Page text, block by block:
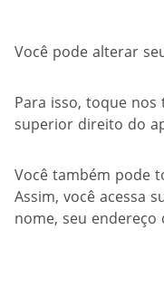
Você pode alterar
Para isso, toque
superior direito do
Você também pode
Assim, você acessa
nome, seu endereço